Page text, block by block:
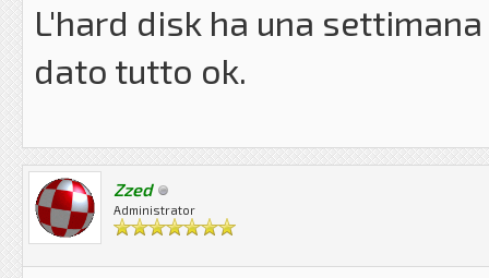
L'hard disk ha una
dato tutto ok.
Zzed
Administrator